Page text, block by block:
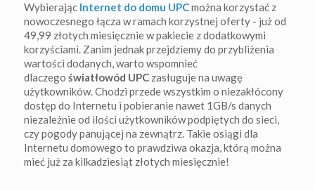
Wybierając Internet do domu UPCmożna korzystać z
nowoczesnego łącza w ramach korzystnej oferty - już od
49,99 złotych miesięcznie w pakiecie z dodatkowymi
korzyściami. Zanim jednak przejdziemy do przybliżenia
wartości dodanych, warto wspomnieć
dlaczego światłowód UPC zasługuje na uwagę
użytkowników. Chodzi przede wszystkim o niezakłócony
dostęp do Internetu i pobieranie nawet 1GB/s danych
niezależnie od ilości użytkowników podpiętych do sieci,
czy pogody panującej na zewnątrz. Takie osiągi dla
Internetu domowego to prawdziwa okazja, którą można
mieć już za kilkadziesiąt złotych miesięcznie!